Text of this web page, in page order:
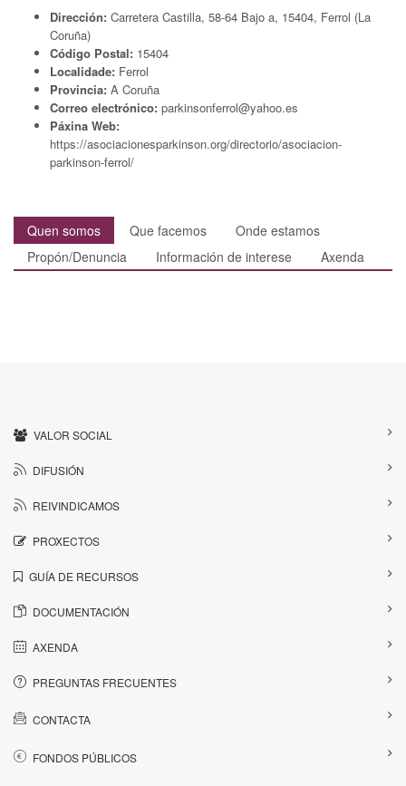
Dirección: Carretera Castilla, 58-64 Bajo a, 15404, Ferrol (La
Coruña)
Código Postal: 15404
Localidade: Ferrol
Provincia: A Coruña
Correo electrónico: parkinsonferrol@yahoo.es
Páxina Web:
https://asociacionesparkinson.org/directorio/asociacion-
parkinson-ferrol/
Quen somos Que facemos
Onde estamos
Propón/Denuncia
Información de interese Axenda
VALOR SOCIAL
DIFUSIÓN
REIVINDICAMOS
PROXECTOS
GUÍA DE RECURSOS
DOCUMENTACIÓN
AXENDA
PREGUNTAS FRECUENTES
CONTACTA
FONDOS PÚBLICOS